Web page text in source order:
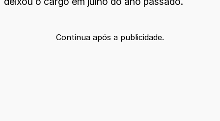
Continua após a publicidade.